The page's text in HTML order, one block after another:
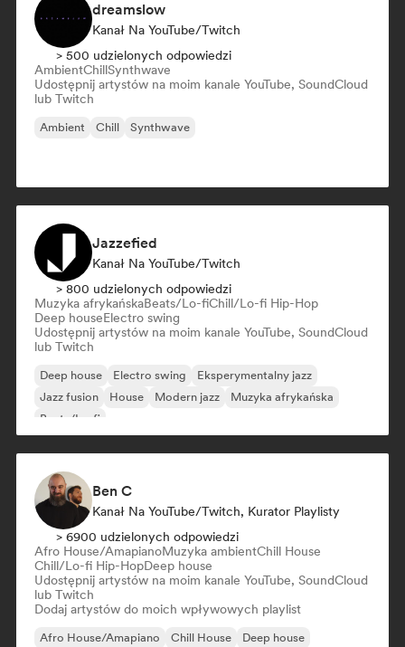
dreamslow
Kanał Na YouTube/Twitch
> 500 udzielonych odpowiedzi
AmbientChillSynthwave
Udostępnij artystów na moim kanale YouTube, SoundCloud
lub Twitch
Ambient Chill Synthwave
Jazzefied
Kanał Na YouTube/Twitch
> 800 udzielonych odpowiedzi
Muzyka afrykańskaBeats/Lo-fiChill/Lo-fi Hip-Hop
Deep houseElectro swing
Udostępnij artystów na moim kanale YouTube, SoundCloud
lub Twitch
Deep house Electro swing
Eksperymentalny jazz
Jazz fusion
House Modern jazz
Muzyka afrykańska
Beats/Lo-fi
Ben C
Kanał Na YouTube/Twitch, Kurator Playlisty
> 6900 udzielonych odpowiedzi
Afro House/AmapianoMuzyka ambientChill House
Chill/Lo-fi Hip-HopDeep house
Udostępnij artystów na moim kanale YouTube, SoundCloud
lub Twitch
Dodaj artystów do moich wpływowych playlist
Afro House/Amapiano Chill House Deep house